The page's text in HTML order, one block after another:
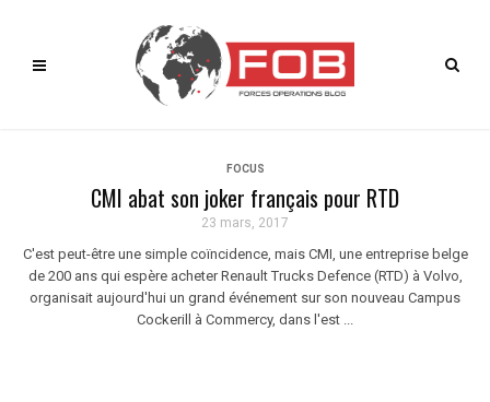
FOCUS
CMI abat son joker français pour RTD
23 mars, 2017
C'est peut-être une simple coïncidence, mais CMI, une entreprise belge
de 200 ans qui espère acheter Renault Trucks Defence (RTD) à Volvo,
organisait aujourd'hui un grand événement sur son nouveau Campus
Cockerill à Commercy, dans l'est ...